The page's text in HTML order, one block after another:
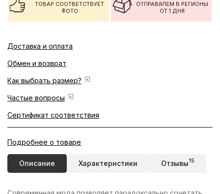
ТОВАР СООТВЕТСТВУЕТ
ФОТО
ОТПРАВЯЛЕМ В РЕГИОНЫ
ОТ 1 ДНЯ
Доставка и оплата
Обмен и возврат
Как выбрать размер?
Частые вопросы
Сертификат соответствия
Подробнее о товаре
Описание Характеристики Отзывы15